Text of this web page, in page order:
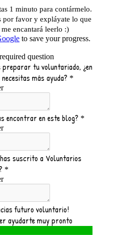
de preparar tu
ideal en qué
más